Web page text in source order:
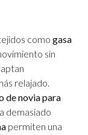
como gasa
sin
relajado.
de novia para
demasiado
permiten una